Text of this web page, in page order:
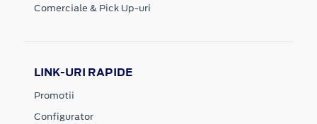
Comerciale & Pick Up-uri
LINK-URI RAPIDE
Promotii
Configurator